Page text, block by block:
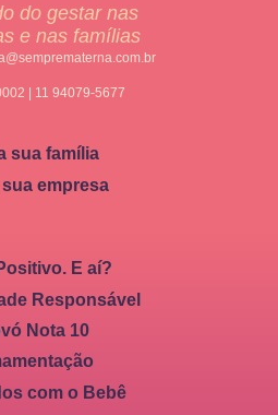
do gestar nas
e nas famílias
| 11 94079-5677
sua família
sua empresa
E aí?
Responsável
Nota 10
com o Bebê